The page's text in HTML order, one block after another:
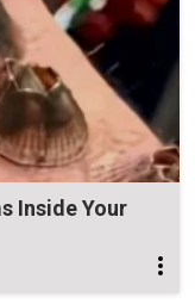
Inside Your